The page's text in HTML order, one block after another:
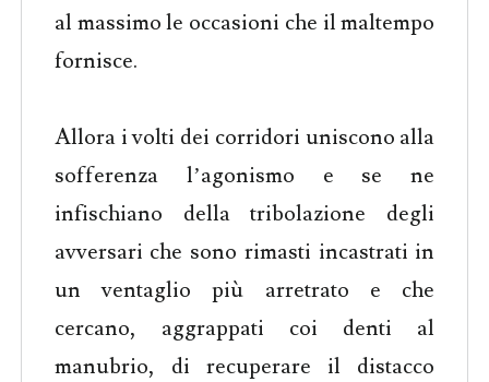
al massimo le occasioni che il maltempo
fornisce.
Allora i volti dei corridori uniscono alla
sofferenza l’agonismo e se ne
infischiano della tribolazione degli
avversari che sono rimasti incastrati in
un ventaglio più arretrato e che
cercano, aggrappati coi denti al
manubrio, di recuperare il distacco